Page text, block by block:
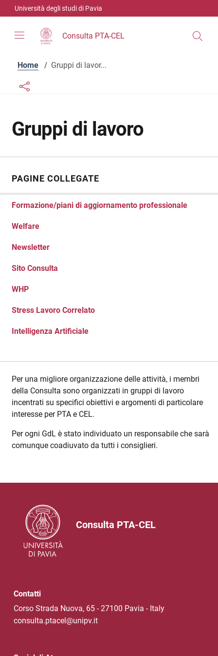
Vai ai contenuti
Vai al menu di navigazione
Vai al footer
Università degli studi di Pavia
Consulta PTA-CEL
Home / Gruppi di lavor...
Links condivisione social
Bottone condivisione social
Gruppi di lavoro
PAGINE COLLEGATE
Formazione/piani di aggiornamento professionale
Welfare
Newsletter
Sito Consulta
WHP
Stress Lavoro Correlato
Intelligenza Artificiale
Per una migliore organizzazione delle attività, i membri
della Consulta sono organizzati in gruppi di lavoro
incentrati su specifici obiettivi e argomenti di particolare
interesse per PTA e CEL.
Per ogni GdL è stato individuato un responsabile che sarà
comunque coadiuvato da tutti i consiglieri.
Consulta PTA-CEL
Contatti
Corso Strada Nuova, 65 - 27100 Pavia - Italy
consulta.ptacel@unipv.it